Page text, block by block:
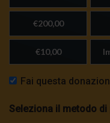
€200,00
€10,00
Fai questa
Seleziona il metodo